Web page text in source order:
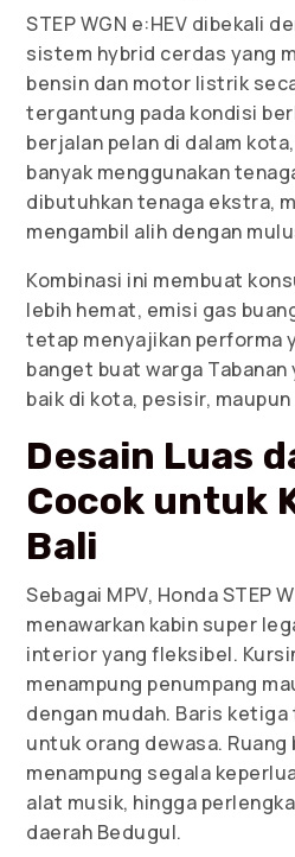
STEP WGN e:HEV dibekali
sistem hybrid cerdas yang
bensin dan motor listrik
tergantung pada kondisi
berjalan pelan di dalam
banyak menggunakan
dibutuhkan tenaga ekstra,
mengambil alih dengan
Kombinasi ini membuat
lebih hemat, emisi gas
tetap menyajikan performa
banget buat warga
baik di kota, pesisir,
Desain Luas
Cocok untuk
Bali
Sebagai MPV, Honda STEP
menawarkan kabin super
interior yang fleksibel.
menampung penumpang
dengan mudah. Baris
untuk orang dewasa.
menampung segala
alat musik, hingga
daerah Bedugul.